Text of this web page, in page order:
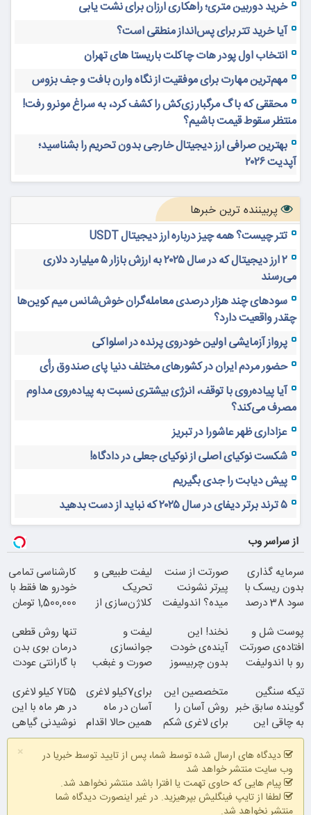
هنگام خرید شرکت ثبت شده به چه معیارها و نکاتی توجه کنیم؟
بهترین روش سرمایه‌گذاری در ارزهای دیجیتال از نظر بنیان‌گذار
بایننس
۴ اشتباه بزرگ تریدرهای ارز دیجیتال؛ چگونه چند اشتباه ساده
سرمایه شما را نابود می‌کند؟
چه شکلی خواهد بود؟
خرید دوربین متری؛ راهکاری ارزان برای نشت یابی
آیا خرید تتر برای پس‌انداز منطقی است؟
انتخاب اول پودر هات چاکلت باریستا های تهران
مهم‌ترین مهارت برای موفقیت از نگاه وارن بافت و جف بزوس
محققی که باگ مرگبار زی‌کش را کشف کرد، به سراغ مونرو رفت!
منتظر سقوط قیمت باشیم؟
بهترین صرافی ارز دیجیتال خارجی بدون تحریم را بشناسید؛
آپدیت ۲۰۲۶
پربیننده ترین خبرها
تتر چیست؟ همه چیز درباره ارز دیجیتال USDT
می‌رسند
سودهای چند هزار درصدی معامله‌گران خوش‌شانس میم کوین‌ها
چقدر واقعیت دارد؟
پرواز آزمایشی اولین خودروی پرنده در اسلواکی
حضور مردم ایران در کشورهای مختلف دنیا پای صندوق رأی
آیا پیاده‌روی با توقف، انرژی بیشتری نسبت به پیاده‌روی مداوم
مصرف می‌کند؟
عزاداری ظهر عاشورا در تبریز
شکست نوکیای اصلی از نوکیای جعلی در دادگاه!
پیش دیابت را جدی بگیریم
۵ ترند برتر دیفای در سال ۲۰۲۵ که نباید از دست بدهید
از سراسر وب
سرمایه گذاری
بدون ریسک با
سود 38 درصد
سالانه
صورتت از سنت
پیرتر نشونت
میده؟ اندولیفت
برش می‌گردونه
لیفت طبیعی و
تحریک
کلاژن‌سازی از
24ماه ماندگاری
کارشناسی تمامی
خودرو ها فقط با
1,500,000 تومان
پوست شل و
افتاده‌ی صورتت
نخند! این
آینده‌ی خودت
لیفت و
جوانسازی
تنها روش قطعی
درمان بوی بدن